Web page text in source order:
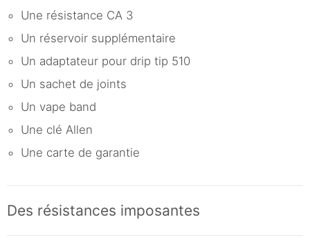
Une résistance CA 3
Un réservoir supplémentaire
Un adaptateur pour drip tip 510
Un sachet de joints
Un vape band
Une clé Allen
Une carte de garantie
Des résistances imposantes